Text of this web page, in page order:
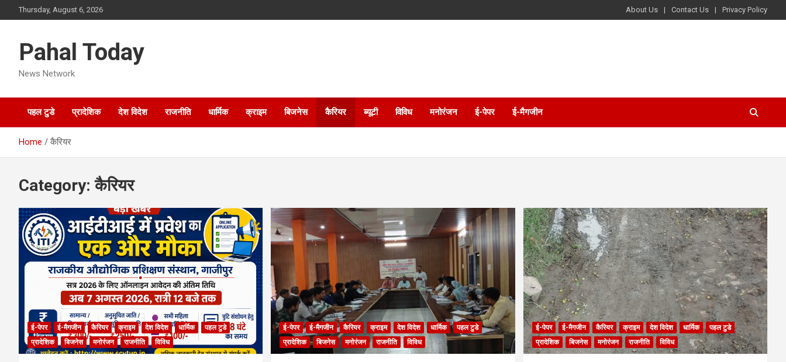
to
Thursday, August 6, 2026 About Us Contact Us Privacy Policy
Pahal Today
News Network
पहल टुडे प्रादेशिक देश विदेश राजनीति धार्मिक क्राइम बिजनेस कैरियर ब्यूटी विविध मनोरंजन ई-पेपर ई-मैगजीन
Home कैरियर
Category:कैरियर
ई-पेपर ई-मैगजीन कैरियर क्राइम देश विदेश धार्मिक
पहल टुडे
प्रादेशिक
बिजनेस मनोरंजन राजनीति विविध
ई-पेपर ई-मैगजीन कैरियर क्राइम देश विदेश धार्मिक
पहल टुडे
प्रादेशिक
बिजनेस मनोरंजन राजनीति विविध
ई-पेपर ई-मैगजीन कैरियर क्राइम देश विदेश धार्मिक
पहल टुडे
प्रादेशिक
बिजनेस मनोरंजन राजनीति विविध